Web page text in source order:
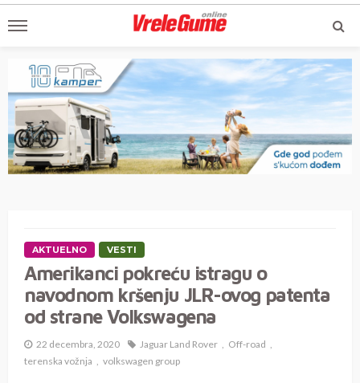
AKTUELNO VESTI
Amerikanci pokreću istragu o
navodnom kršenju JLR-ovog patenta
od strane Volkswagena
22 decembra, 2020 Jaguar Land Rover
Off-road
terenska vožnja
volkswagen group